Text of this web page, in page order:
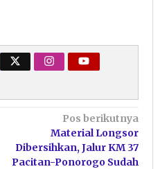
Pos berikutnya
Material Longsor
Dibersihkan, Jalur KM 37
Pacitan-Ponorogo Sudah